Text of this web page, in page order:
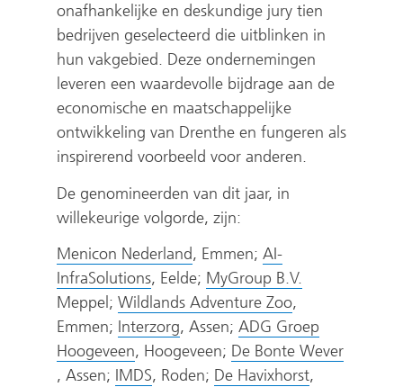
onafhankelijke en deskundige jury tien
bedrijven geselecteerd die uitblinken in
hun vakgebied. Deze ondernemingen
leveren een waardevolle bijdrage aan de
economische en maatschappelijke
ontwikkeling van Drenthe en fungeren als
inspirerend voorbeeld voor anderen.
De genomineerden van dit jaar, in
willekeurige volgorde, zijn:
Menicon Nederland(
v
e
r
w
i
, Emmen; AI-
InfraSolutions(
v
e
r
w
, Eelde; MyGroup B.V.
e
r
w
Meppel; Wildlands Adventure Zoo(
v
e
r
,
Emmen; Interzorg(
v
e
, Assen; ADG Groep
Hoogeveen(
v
, Hoogeveen; De Bonte Wever
(, Assen; IMDS(, Roden; De Havixhorst(,